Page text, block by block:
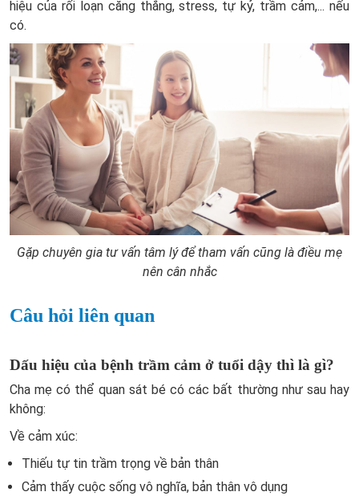
hiệu của rối loạn căng thẳng, stress, tự kỷ, trầm cảm,... nếu
có.
Gặp chuyên gia tư vấn tâm lý để tham vấn cũng là điều mẹ
nên cân nhắc
Câu hỏi liên quan
Dấu hiệu của bệnh trầm cảm ở tuổi dậy thì là gì?
Cha mẹ có thể quan sát bé có các bất thường như sau hay
không:
Về cảm xúc:
Thiếu tự tin trầm trọng về bản thân
Cảm thấy cuộc sống vô nghĩa, bản thân vô dụng